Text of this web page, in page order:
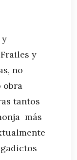
y
y
no
obra
tantos
más